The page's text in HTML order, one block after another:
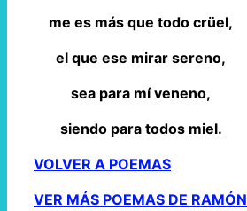
me es más que todo crüel,
el que ese mirar sereno,
sea para mí veneno,
siendo para todos miel.
VOLVER A POEMAS
VER MÁS POEMAS DE RAMÓN